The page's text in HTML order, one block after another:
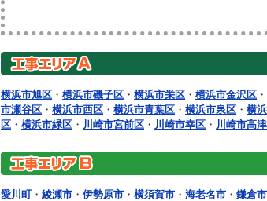
横浜市旭区 ・ 横浜市磯子区 ・ 横浜市栄区 ・ 横浜市金沢区 ・
市瀬谷区 ・ 横浜市西区 ・ 横浜市青葉区 ・ 横浜市泉区 ・ 横
区 ・ 横浜市緑区 ・ 川崎市宮前区 ・ 川崎市幸区 ・ 川崎市高
愛川町・ 綾瀬市 ・ 伊勢原市 ・ 横須賀市 ・ 海老名市 ・ 鎌倉市